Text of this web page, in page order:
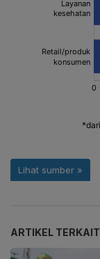
ARTIKEL TERKAIT